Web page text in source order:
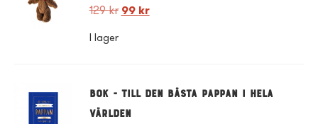
129kr 99 kr
I lager
Bok - Till den bästa pappan i hela
världen